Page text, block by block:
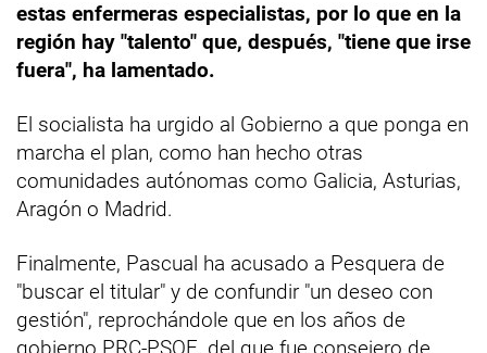
estas enfermeras especialistas, por lo que en la
región hay "talento" que, después, "tiene que irse
fuera", ha lamentado.
El socialista ha urgido al Gobierno a que ponga en
marcha el plan, como han hecho otras
comunidades autónomas como Galicia, Asturias,
Aragón o Madrid.
Finalmente, Pascual ha acusado a Pesquera de
"buscar el titular" y de confundir "un deseo con
gestión", reprochándole que en los años de